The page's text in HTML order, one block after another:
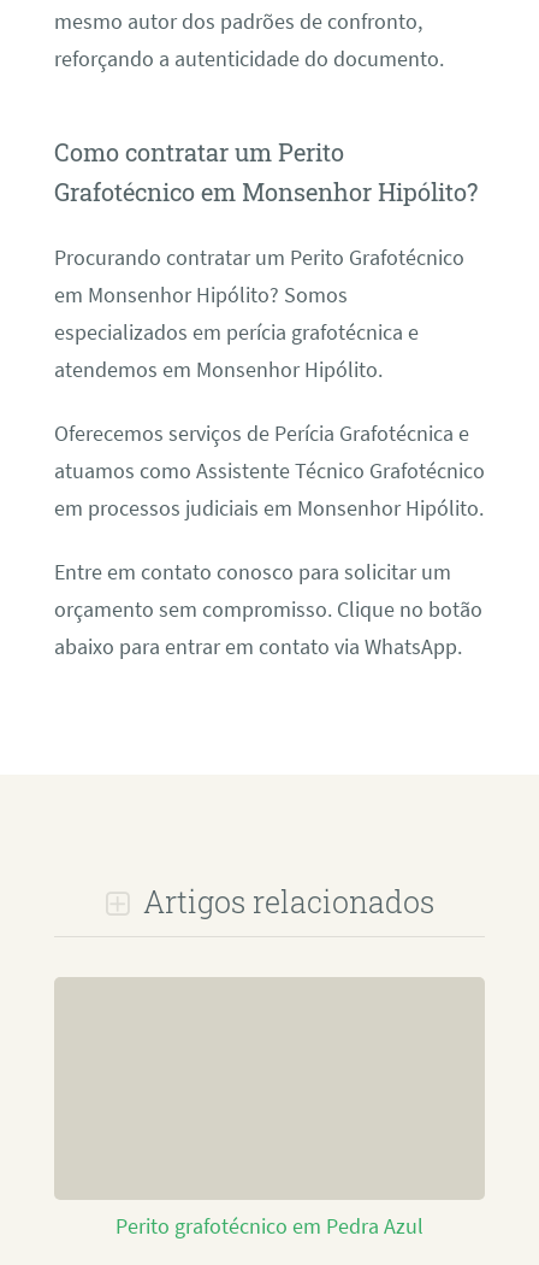
mesmo autor dos padrões de confronto,
reforçando a autenticidade do documento.
Como contratar um Perito
Grafotécnico em Monsenhor Hipólito?
Procurando contratar um Perito Grafotécnico
em Monsenhor Hipólito? Somos
especializados em perícia grafotécnica e
atendemos em Monsenhor Hipólito.
Oferecemos serviços de Perícia Grafotécnica e
atuamos como Assistente Técnico Grafotécnico
em processos judiciais em Monsenhor Hipólito.
Entre em contato conosco para solicitar um
orçamento sem compromisso. Clique no botão
abaixo para entrar em contato via WhatsApp.
Artigos relacionados
Perito grafotécnico em Pedra Azul